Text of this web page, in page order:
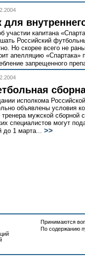
для
участии капитана
Российский
Но скорее всего не
апелляцию «Спартака»
запрещенного
исполкома
объявлены условия
тренера мужской сборной
специалистов могут
до 1 марта... >>
Принимаются
По содержанию